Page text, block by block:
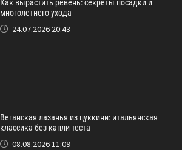
Как вырастить ревень: секреты посадки и
многолетнего ухода
24.07.2026 20:43
Веганская лазанья из цуккини: итальянская
классика без капли теста
08.08.2026 11:09